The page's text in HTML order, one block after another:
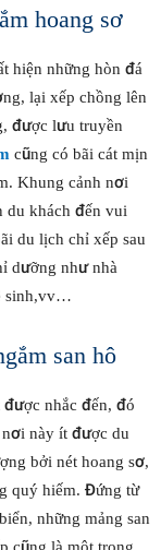
hoang sơ
hiện những hòn đá
lại xếp chồng lên
được lưu truyền
cũng có bãi cát mịn
Khung cảnh nơi
du khách đến vui
du lịch chỉ xếp sau
dưỡng như nhà
sinh,vv…
san hô
nhắc đến, đó
này ít được du
bởi nét hoang sơ,
quý hiếm. Đứng từ
những mảng san